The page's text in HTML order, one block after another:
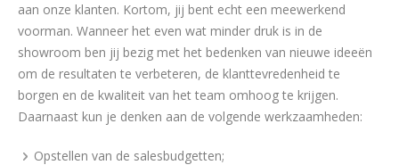
aan onze klanten. Kortom, jij bent echt een meewerkend
voorman. Wanneer het even wat minder druk is in de
showroom ben jij bezig met het bedenken van nieuwe ideeën
om de resultaten te verbeteren, de klanttevredenheid te
borgen en de kwaliteit van het team omhoog te krijgen.
Daarnaast kun je denken aan de volgende werkzaamheden:
Opstellen van de salesbudgetten;